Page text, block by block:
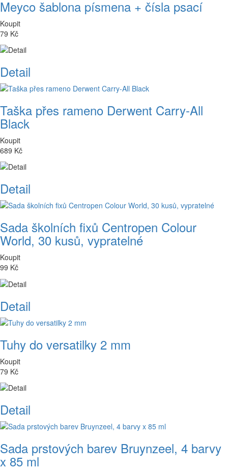
Meyco šablona písmena + čísla psací
Koupit
79 Kč
Detail
Taška přes rameno Derwent Carry-All
Black
Koupit
689 Kč
Detail
Sada školních fixů Centropen Colour
World, 30 kusů, vypratelné
Koupit
99 Kč
Detail
Tuhy do versatilky 2 mm
Koupit
79 Kč
Detail
Sada prstových barev Bruynzeel, 4 barvy
x 85 ml